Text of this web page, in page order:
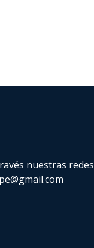
nuestras redes